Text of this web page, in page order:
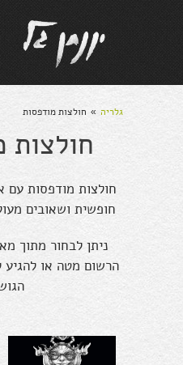
גלריה » חולצות מודפסות
חולצות
חולצות מודפסות עם
חופשית ושאובים
ניתן לבחור מתוך
הרשום מטה או להגיע